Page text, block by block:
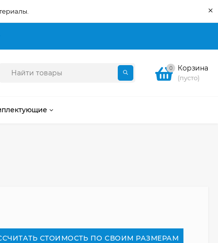
×
0 Корзина
(пусто)
СТОИМОСТЬ ПО СВОИМ РАЗМЕРАМ